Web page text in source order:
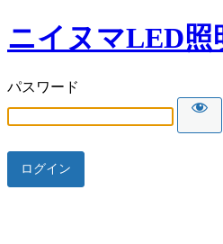
ニイヌマLED照
パスワード